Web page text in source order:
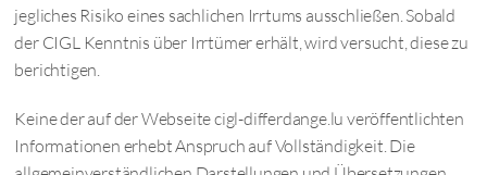
jegliches Risiko eines sachlichen Irrtums ausschließen. Sobald
der CIGL Kenntnis über Irrtümer erhält, wird versucht, diese zu
berichtigen.
Keine der auf der Webseite cigl-differdange.lu veröffentlichten
Informationen erhebt Anspruch auf Vollständigkeit. Die